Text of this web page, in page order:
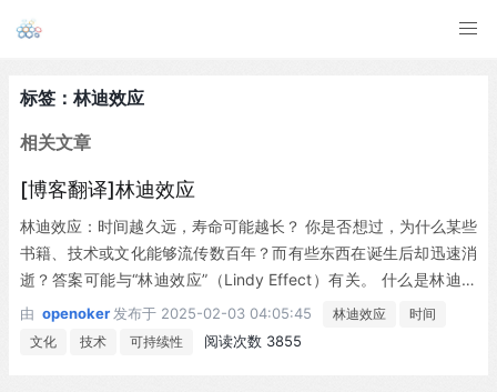
标签：林迪效应
相关文章
[博客翻译]林迪效应
林迪效应：时间越久远，寿命可能越长？ 你是否想过，为什么某些
书籍、技术或文化能够流传数百年？而有些东西在诞生后却迅速消
逝？答案可能与“林迪效应”（Lindy Effect）有关。 什么是林迪效
应？ 林迪效应是一种理论现象，它指出某些非消耗性事物（如技
术、思想、艺术作品等）的未来预期寿命与其当前寿命成正比。换
由 openoker 发布于 2025-02-03 04:05:45 林迪效应
时间
文化
技术 可持续性 阅读次数 3855